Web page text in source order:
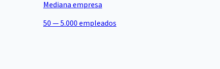
Mediana empresa
50 — 5.000 empleados